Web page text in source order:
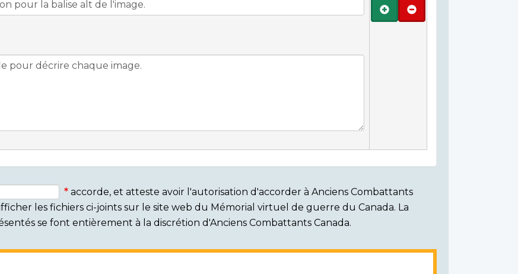
AjouterRetirer
accorde, et atteste avoir l'autorisation d'accorder à Anciens Combattants
les fichiers ci-joints sur le site web du Mémorial virtuel de guerre du Canada. La
se font entièrement à la discrétion d'Anciens Combattants Canada.